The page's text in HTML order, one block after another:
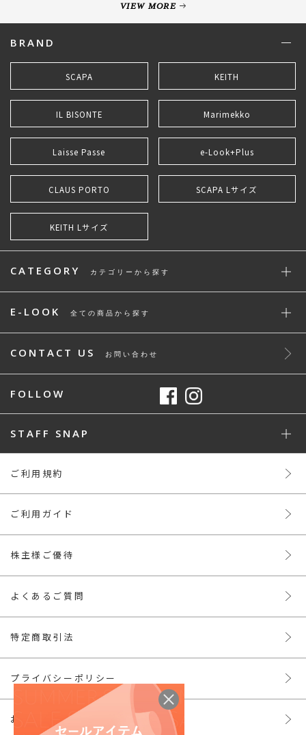
VIEW MORE
BRAND
SCAPA KEITH
IL BISONTE Marimekko
Laisse Passe e-Look+Plus
CLAUS PORTO SCAPA Lサイズ
KEITH Lサイズ
CATEGORY カテゴリーから探す
E-LOOK 全ての商品から探す
CONTACT US お問い合わせ
FOLLOW
STAFF SNAP
ご利用規約
ご利用ガイド
株主様ご優待
よくあるご質問
特定商取引法
プライバシーポリシー
お問い合わせ